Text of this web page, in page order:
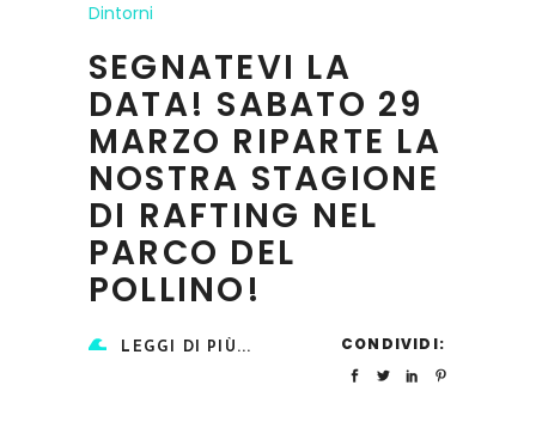
Dintorni
SEGNATEVI LA
DATA! SABATO 29
MARZO RIPARTE LA
NOSTRA STAGIONE
DI RAFTING NEL
PARCO DEL
POLLINO!
LEGGI DI PIÙ... CONDIVIDI: